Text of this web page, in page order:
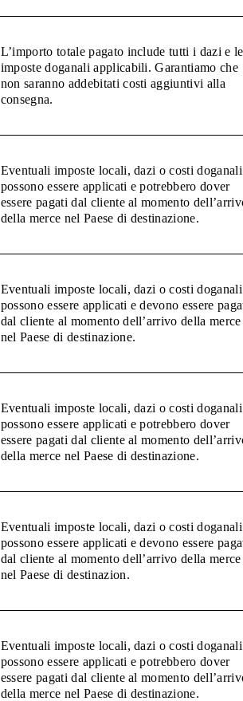
L’importo totale pagato include tutti i dazi e le
imposte doganali applicabili. Garantiamo che
non saranno addebitati costi aggiuntivi alla
consegna.
Eventuali imposte locali, dazi o costi doganali
possono essere applicati e potrebbero dover
essere pagati dal cliente al momento
della merce nel Paese di destinazione.
Eventuali imposte locali, dazi o costi doganali
possono essere applicati e devono essere
dal cliente al momento dell’arrivo della merce
nel Paese di destinazione.
Eventuali imposte locali, dazi o costi doganali
possono essere applicati e potrebbero dover
essere pagati dal cliente al momento
della merce nel Paese di destinazione.
Eventuali imposte locali, dazi o costi doganali
possono essere applicati e devono essere
dal cliente al momento dell’arrivo della merce
nel Paese di destinazion.
Eventuali imposte locali, dazi o costi doganali
possono essere applicati e potrebbero dover
essere pagati dal cliente al momento
della merce nel Paese di destinazione.